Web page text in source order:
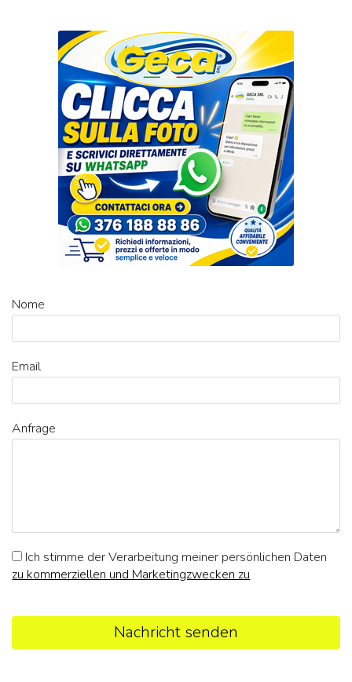
Nome
Email
Anfrage
Ich stimme der Verarbeitung meiner persönlichen Daten
zu kommerziellen und Marketingzwecken zu
Nachricht senden